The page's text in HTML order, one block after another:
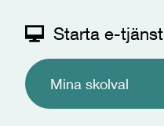
Starta e-tjänst
Mina skolval